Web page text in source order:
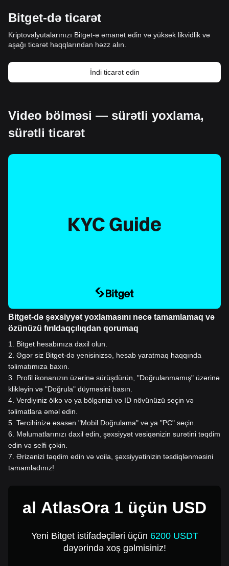
Bitget-də ticarət
Kriptovalyutalarınızı Bitget-ə əmanət edin və yüksək likvidlik və
aşağı ticarət haqqlarından həzz alın.
İndi ticarət edin
Video bölməsi — sürətli yoxlama,
sürətli ticarət
Bitget-də şəxsiyyət yoxlamasını necə tamamlamaq və
özünüzü fırıldaqçılıqdan qorumaq
1
Bitget hesabınıza daxil olun.
2 Əgər siz Bitget-də yenisinizsə, hesab yaratmaq haqqında
təlimatımıza baxın.
3
Profil ikonanızın üzərinə sürüşdürün, "Doğrulanmamış" üzərinə
klikləyin və "Doğrula" düyməsini basın.
4 Verdiyiniz ölkə və ya bölgənizi və ID növünüzü seçin və
təlimatlara əməl edin.
5 Tercihinizə əsasən "Mobil Doğrulama" və ya "PC" seçin.
6
Məlumatlarınızı daxil edin, şəxsiyyət vəsiqənizin surətini təqdim
edin və selfi çəkin.
7 Ərizənizi təqdim edin və voila, şəxsiyyətinizin təsdiqlənməsini
tamamladınız!
al AtlasOra 1 üçün USD
Yeni Bitget istifadəçiləri üçün 6200 USDT
dəyərində xoş gəlmisiniz!